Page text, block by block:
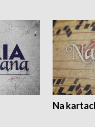
Na